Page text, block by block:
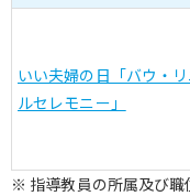
いい夫婦の日「バウ・
ルセレモニー」
※ 指導教員の所属及び職